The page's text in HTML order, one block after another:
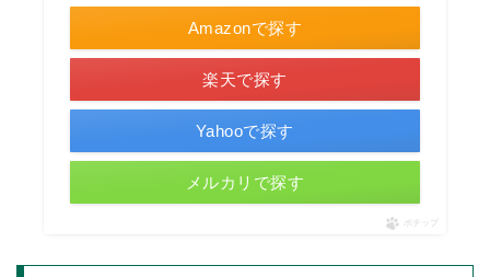
Amazonで探す
楽天で探す
Yahooで探す
メルカリで探す
ポチップ